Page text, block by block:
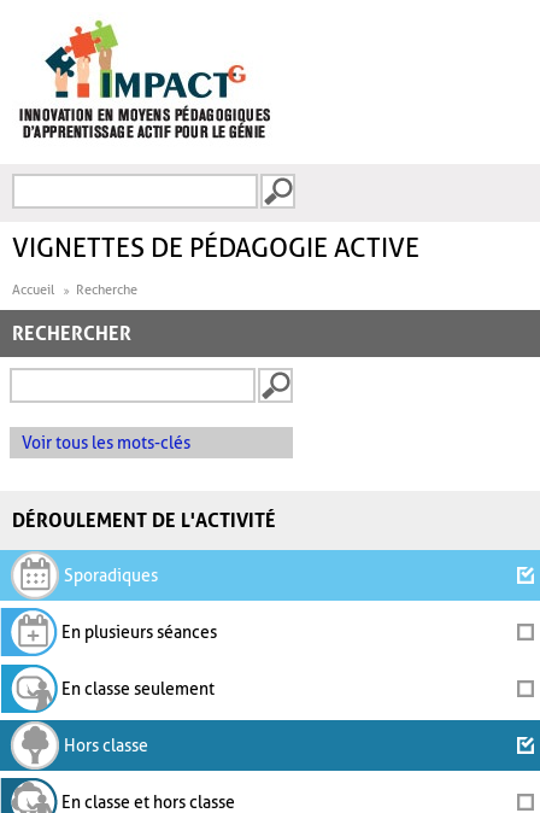
FORMULAIRE DE
VIGNETTES DE PÉDAGOGIE ACTIVE
Accueil Recherche
RECHERCHER
Voir tous les mots-clés
DÉROULEMENT DE L'ACTIVITÉ
Sporadiques
En plusieurs séances
En classe seulement
Hors classe
En classe et hors classe